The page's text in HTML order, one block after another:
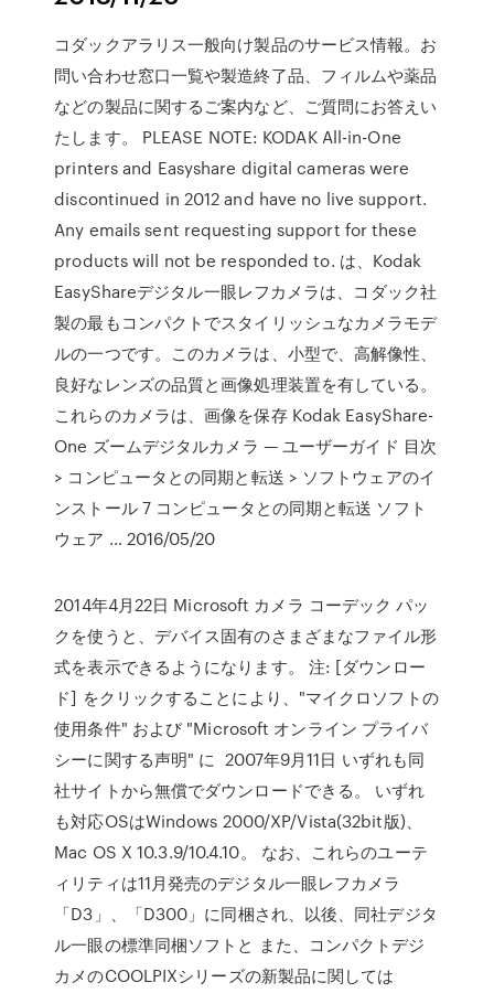
コダックアラリス一般向け製品のサービス情報。お
問い合わせ窓口一覧や製造終了品、フィルムや薬品
などの製品に関するご案内など、ご質問にお答えい
たします。 PLEASE NOTE: KODAK All-in-One
printers and Easyshare digital cameras were
discontinued in 2012 and have no live support.
Any emails sent requesting support for these
products will not be responded to. は、Kodak
EasyShareデジタル一眼レフカメラは、コダック社
製の最もコンパクトでスタイリッシュなカメラモデ
ルの一つです。このカメラは、小型で、高解像性、
良好なレンズの品質と画像処理装置を有している。
これらのカメラは、画像を保存 Kodak EasyShare-
One ズームデジタルカメラ — ユーザーガイド 目次
> コンピュータとの同期と転送 > ソフトウェアのイ
ンストール 7 コンピュータとの同期と転送 ソフト
ウェア … 2016/05/20
2014年4月22日 Microsoft カメラ コーデック パッ
クを使うと、デバイス固有のさまざまなファイル形
式を表示できるようになります。 注: [ダウンロー
ド] をクリックすることにより、"マイクロソフトの
使用条件" および "Microsoft オンライン プライバ
シーに関する声明" に 2007年9月11日 いずれも同
社サイトから無償でダウンロードできる。 いずれ
も対応OSはWindows 2000/XP/Vista(32bit版)、
Mac OS X 10.3.9/10.4.10。 なお、これらのユーテ
ィリティは11月発売のデジタル一眼レフカメラ
「D3」、「D300」に同梱され、以後、同社デジタ
ル一眼の標準同梱ソフトと また、コンパクトデジ
カメのCOOLPIXシリーズの新製品に関しては